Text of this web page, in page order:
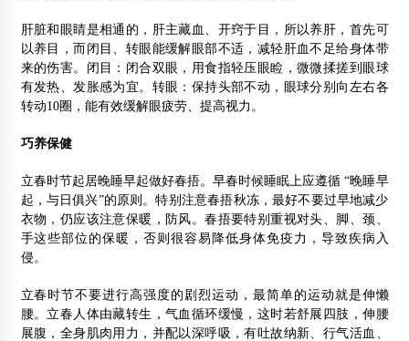
肝脏和眼睛是相通的，肝主藏血、开窍于目，所以养肝，首先可
以养目，而闭目、转眼能缓解眼部不适，减轻肝血不足给身体带
来的伤害。闭目：闭合双眼，用食指轻压眼睑，微微揉搓到眼球
有发热、发胀感为宜。转眼：保持头部不动，眼球分别向左右各
转动10圈，能有效缓解眼疲劳、提高视力。
巧养保健
立春时节起居晚睡早起做好春捂。早春时候睡眠上应遵循 “晚睡早
起，与日俱兴”的原则。特别注意春捂秋冻，最好不要过早地减少
衣物，仍应该注意保暖，防风。春捂要特别重视对头、脚、颈、
手这些部位的保暖，否则很容易降低身体免疫力，导致疾病入
侵。
立春时节不要进行高强度的剧烈运动，最简单的运动就是伸懒
腰。立春人体由藏转生，气血循环缓慢，这时若舒展四肢，伸腰
展腹，全身肌肉用力，并配以深呼吸，有吐故纳新、行气活血、